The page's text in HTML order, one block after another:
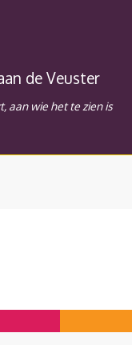
de Veuster
aan wie het te zien is